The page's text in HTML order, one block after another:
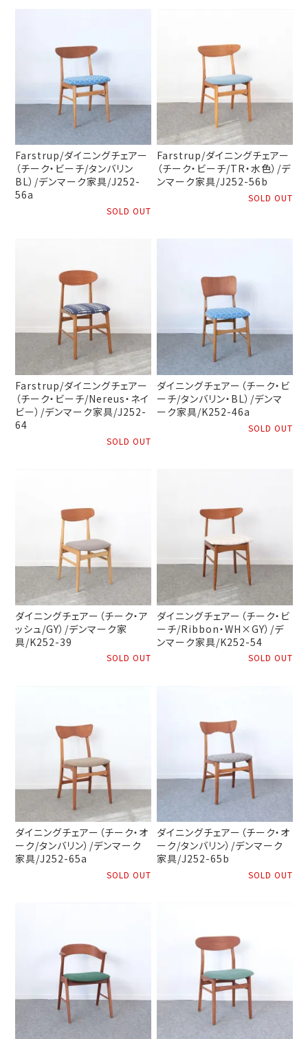
Farstrup/ダイニングチェアー
（チーク・ビーチ/タンバリン
BL）/デンマーク家具/J252-
56a
SOLD OUT
Farstrup/ダイニングチェアー
（チーク・ビーチ/TR・水色）/デ
ンマーク家具/J252-56b
SOLD OUT
Farstrup/ダイニングチェアー
（チーク・ビーチ/Nereus・ネイ
ビー）/デンマーク家具/J252-
64
SOLD OUT
ダイニングチェアー（チーク・ビ
ーチ/タンバリン・BL）/デンマ
ーク家具/K252-46a
SOLD OUT
ダイニングチェアー（チーク・ア
ッシュ/GY）/デンマーク家
具/K252-39
SOLD OUT
ダイニングチェアー（チーク・ビ
ーチ/Ribbon・WH×GY）/デ
ンマーク家具/K252-54
SOLD OUT
ダイニングチェアー（チーク・オ
ーク/タンバリン）/デンマーク
家具/J252-65a
SOLD OUT
ダイニングチェアー（チーク・オ
ーク/タンバリン）/デンマーク
家具/J252-65b
SOLD OUT